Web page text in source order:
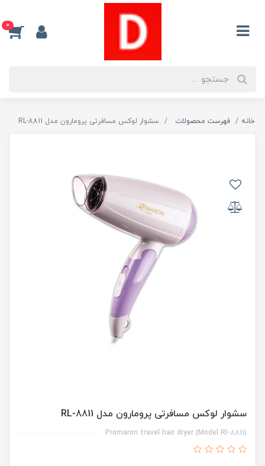
0
خانه فهرست محصولات سشوار لوکس مسافرتی پرومارون مدل RL-8811
سشوار لوکس مسافرتی پرومارون مدل RL-8811
Promaron travel hair dryer (Model Rl-8811)